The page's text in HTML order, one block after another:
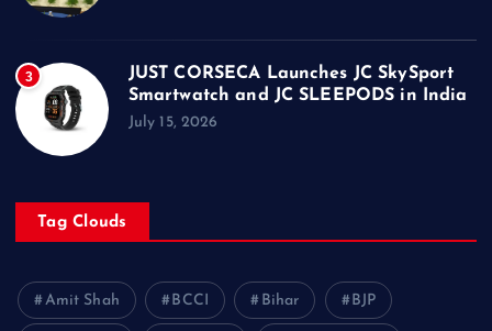
3
JUST CORSECA Launches JC SkySport
Smartwatch and JC SLEEPODS in India
July 15, 2026
Tag Clouds
Amit Shah BCCI Bihar BJP